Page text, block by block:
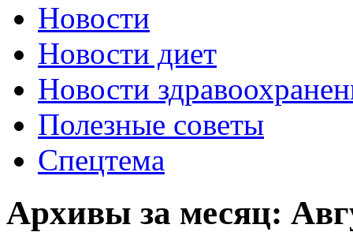
Новости
Новости диет
Новости
Полезные советы
Спецтема
Архивы за месяц: